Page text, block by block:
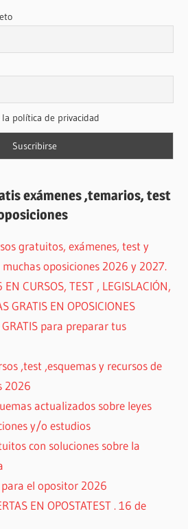
política de privacidad
exámenes ,temarios, test
gratuitos, exámenes, test y
oposiciones 2026 y 2027.
CURSOS, TEST , LEGISLACIÓN,
GRATIS EN OPOSICIONES
para preparar tus
,test ,esquemas y recursos de
2026
actualizados sobre leyes
y/o estudios
con soluciones sobre la
el opositor 2026
EN OPOSTATEST . 16 de